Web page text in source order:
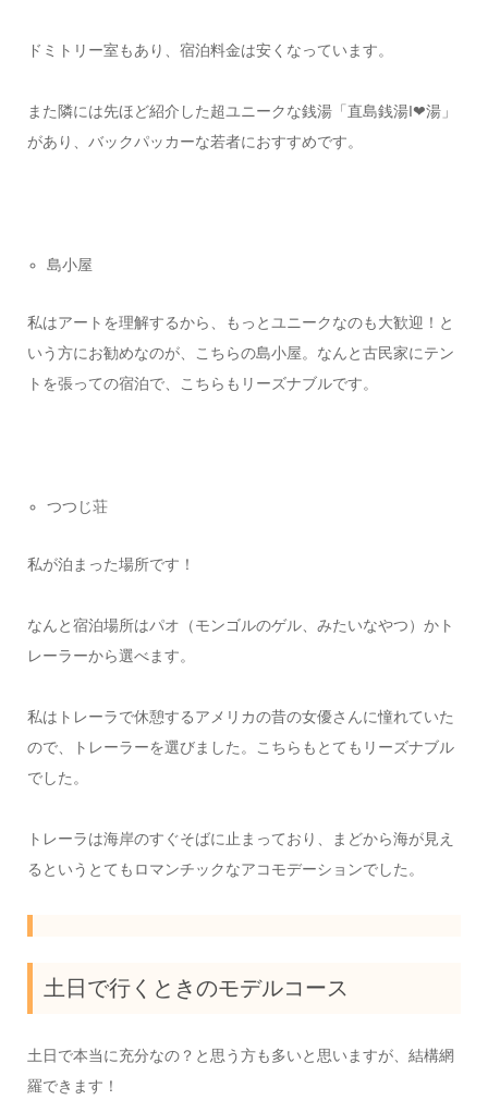
ドミトリー室もあり、宿泊料金は安くなっています。
また隣には先ほど紹介した超ユニークな銭湯「直島銭湯I❤湯」
があり、バックパッカーな若者におすすめです。
島小屋
私はアートを理解するから、もっとユニークなのも大歓迎！と
いう方にお勧めなのが、こちらの島小屋。なんと古民家にテン
トを張っての宿泊で、こちらもリーズナブルです。
つつじ荘
私が泊まった場所です！
なんと宿泊場所はパオ（モンゴルのゲル、みたいなやつ）かト
レーラーから選べます。
私はトレーラで休憩するアメリカの昔の女優さんに憧れていた
ので、トレーラーを選びました。こちらもとてもリーズナブル
でした。
トレーラは海岸のすぐそばに止まっており、まどから海が見え
るというとてもロマンチックなアコモデーションでした。
土日で行くときのモデルコース
土日で本当に充分なの？と思う方も多いと思いますが、結構網
羅できます！